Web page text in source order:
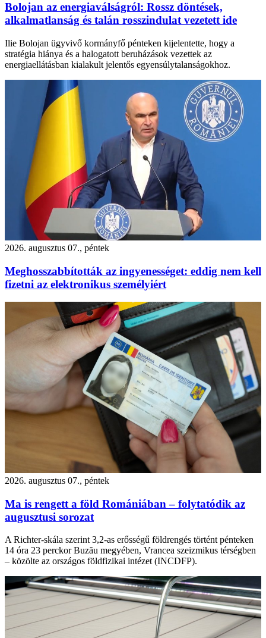
Bolojan az energiaválságról: Rossz döntések,
alkalmatlanság és talán rosszindulat vezetett ide
Ilie Bolojan ügyvivő kormányfő pénteken kijelentette, hogy a
stratégia hiánya és a halogatott beruházások vezettek az
energiaellátásban kialakult jelentős egyensúlytalanságokhoz.
2026. augusztus 07., péntek
Meghosszabbították az ingyenességet: eddig nem kell
fizetni az elektronikus személyiért
2026. augusztus 07., péntek
Ma is rengett a föld Romániában – folytatódik az
augusztusi sorozat
A Richter-skála szerint 3,2-as erősségű földrengés történt pénteken
14 óra 23 perckor Buzău megyében, Vrancea szeizmikus térségben
– közölte az országos földfizikai intézet (INCDFP).